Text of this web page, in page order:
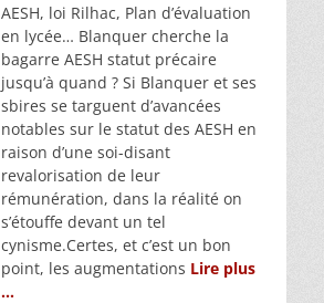
AESH, loi Rilhac, Plan d’évaluation
en lycée… Blanquer cherche la
bagarre AESH statut précaire
jusqu’à quand ? Si Blanquer et ses
sbires se targuent d’avancées
notables sur le statut des AESH en
raison d’une soi-disant
revalorisation de leur
rémunération, dans la réalité on
s’étouffe devant un tel
cynisme.Certes, et c’est un bon
point, les augmentations Lire plus
…